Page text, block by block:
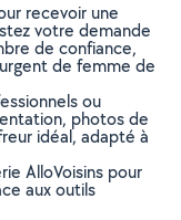
recevoir une
votre demande
de confiance,
de femme de
ou
photos de
idéal, adapté à
AlloVoisins pour
aux outils